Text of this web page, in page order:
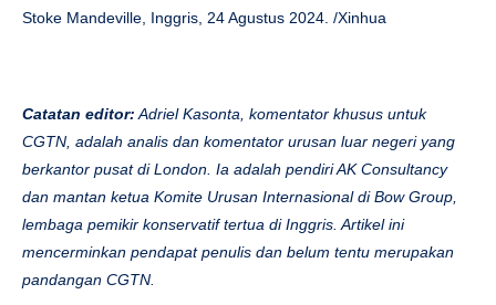
Stoke Mandeville, Inggris, 24 Agustus 2024. /Xinhua
Catatan editor: Adriel Kasonta, komentator khusus untuk
CGTN, adalah analis dan komentator urusan luar negeri yang
berkantor pusat di London. Ia adalah pendiri AK Consultancy
dan mantan ketua Komite Urusan Internasional di Bow Group,
lembaga pemikir konservatif tertua di Inggris. Artikel ini
mencerminkan pendapat penulis dan belum tentu merupakan
pandangan CGTN.